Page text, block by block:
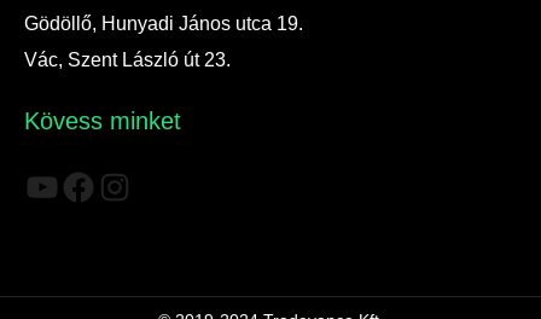
Gödöllő, Hunyadi János utca 19.
Vác, Szent László út 23.
Kövess minket
YouTube
Facebook
Instagram